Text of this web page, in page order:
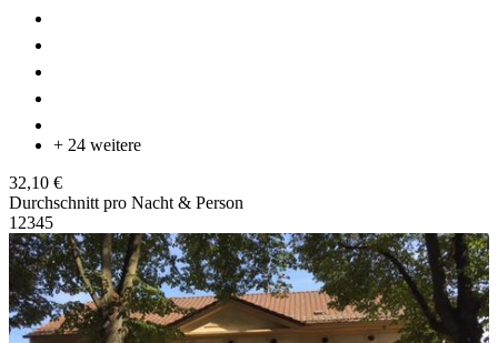
+ 24 weitere
32,10 €
Durchschnitt pro Nacht & Person
12345